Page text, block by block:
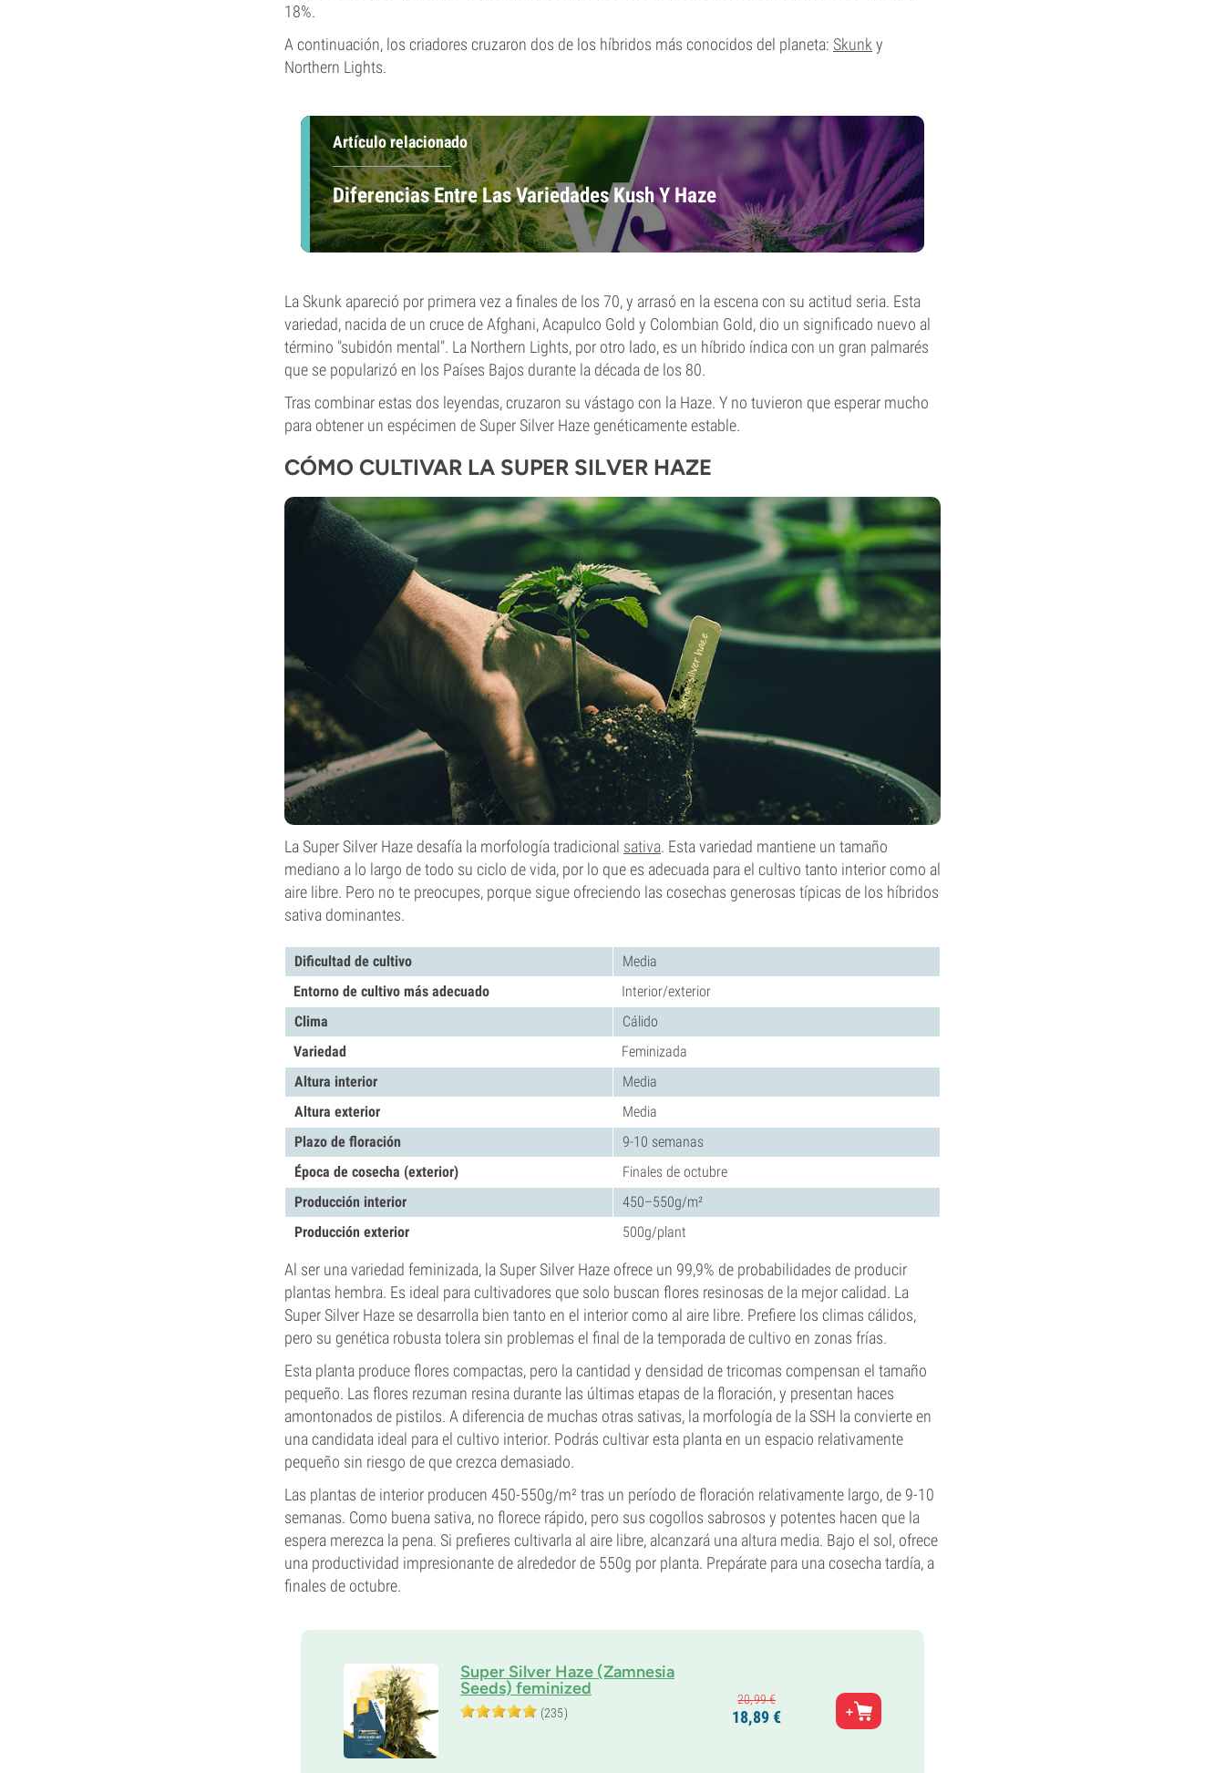
18%.
A continuación, los criadores cruzaron dos de los híbridos más conocidos del planeta: Skunk y
Northern Lights.
Artículo relacionado
Diferencias Entre Las Variedades Kush Y Haze
La Skunk apareció por primera vez a finales de los 70, y arrasó en la escena con su actitud seria. Esta
variedad, nacida de un cruce de Afghani, Acapulco Gold y Colombian Gold, dio un significado nuevo al
término "subidón mental". La Northern Lights, por otro lado, es un híbrido índica con un gran palmarés
que se popularizó en los Países Bajos durante la década de los 80.
Tras combinar estas dos leyendas, cruzaron su vástago con la Haze. Y no tuvieron que esperar mucho
para obtener un espécimen de Super Silver Haze genéticamente estable.
CÓMO CULTIVAR LA SUPER SILVER HAZE
La Super Silver Haze desafía la morfología tradicional sativa. Esta variedad mantiene un tamaño
mediano a lo largo de todo su ciclo de vida, por lo que es adecuada para el cultivo tanto interior como al
aire libre. Pero no te preocupes, porque sigue ofreciendo las cosechas generosas típicas de los híbridos
sativa dominantes.
Dificultad de cultivo
Media
Entorno de cultivo más adecuado
Interior/exterior
Clima
Cálido
Variedad
Feminizada
Altura interior
Media
Altura exterior
Media
Plazo de floración
9-10 semanas
Época de cosecha (exterior)
Finales de octubre
Producción interior
450–550g/m²
Producción exterior
500g/plant
Al ser una variedad feminizada, la Super Silver Haze ofrece un 99,9% de probabilidades de producir
plantas hembra. Es ideal para cultivadores que solo buscan flores resinosas de la mejor calidad. La
Super Silver Haze se desarrolla bien tanto en el interior como al aire libre. Prefiere los climas cálidos,
pero su genética robusta tolera sin problemas el final de la temporada de cultivo en zonas frías.
Esta planta produce flores compactas, pero la cantidad y densidad de tricomas compensan el tamaño
pequeño. Las flores rezuman resina durante las últimas etapas de la floración, y presentan haces
amontonados de pistilos. A diferencia de muchas otras sativas, la morfología de la SSH la convierte en
una candidata ideal para el cultivo interior. Podrás cultivar esta planta en un espacio relativamente
pequeño sin riesgo de que crezca demasiado.
Las plantas de interior producen 450-550g/m² tras un período de floración relativamente largo, de 9-10
semanas. Como buena sativa, no florece rápido, pero sus cogollos sabrosos y potentes hacen que la
espera merezca la pena. Si prefieres cultivarla al aire libre, alcanzará una altura media. Bajo el sol, ofrece
una productividad impresionante de alrededor de 550g por planta. Prepárate para una cosecha tardía, a
finales de octubre.
Super Silver Haze (Zamnesia
Seeds) feminized
(235)
20,99€
18,89€